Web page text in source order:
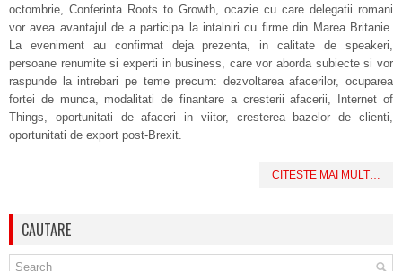
octombrie, Conferinta Roots to Growth, ocazie cu care delegatii romani
vor avea avantajul de a participa la intalniri cu firme din Marea Britanie.
La eveniment au confirmat deja prezenta, in calitate de speakeri,
persoane renumite si experti in business, care vor aborda subiecte si vor
raspunde la intrebari pe teme precum: dezvoltarea afacerilor, ocuparea
fortei de munca, modalitati de finantare a cresterii afacerii, Internet of
Things, oportunitati de afaceri in viitor, cresterea bazelor de clienti,
oportunitati de export post-Brexit.
CITESTE MAI MULT…
CAUTARE